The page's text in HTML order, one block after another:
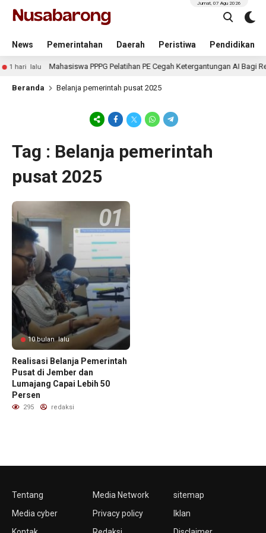
News Pemerintahan Daerah Peristiwa Pendidikan
Jumat, 07 Agu 2026
1 hari lalu Mahasiswa PPPG Pelatihan PE Cegah Ketergantungan AI Bagi
Beranda Belanja pemerintah pusat 2025
Tag : Belanja pemerintah
pusat 2025
10 bulan lalu
Realisasi Belanja Pemerintah
Pusat di Jember dan
Lumajang Capai Lebih 50
Persen
295 redaksi
Tentang
Media cyber
Media Network
Privacy policy
sitemap
Iklan